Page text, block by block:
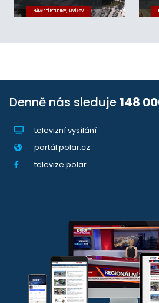
NÁMĚSTÍ REPUBLIKY, HAVÍŘOV
Denně nás sleduje 148
televizní vysílání
portál polar.cz
televize.polar